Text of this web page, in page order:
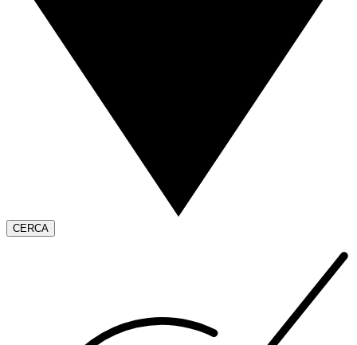
CERCA